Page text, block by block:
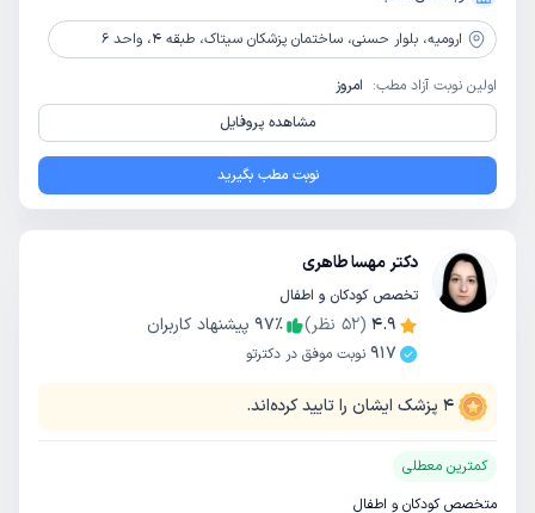
ارومیه، بلوار حسنی، ساختمان پزشکان سیتاک، طبقه 4، واحد 6
اولین نوبت آزاد مطب: امروز
مشاهده پروفایل
نوبت مطب بگیرید
دکتر مهسا طاهری
تخصص کودکان و اطفال
4.9
(
52 نظر) 97٪
پیشنهاد کاربران
917 نوبت موفق در دکترتو
4 پزشک ایشان را تایید کرده‌اند.
کمترین معطلی
متخصص کودکان و اطفال